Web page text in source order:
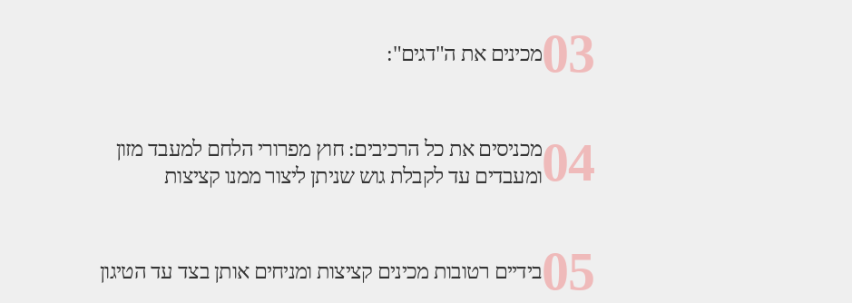
03מכינים את ה"דגים":
04מכניסים את כל הרכיבים: חוץ מפרורי הלחם למעבד מזון
ומעבדים עד לקבלת גוש שניתן ליצור ממנו קציצות
05בידיים רטובות מכינים קציצות ומניחים אותן בצד עד הטיגון